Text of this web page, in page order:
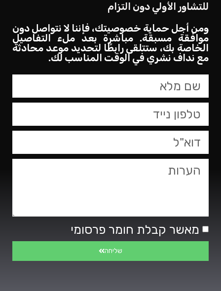
للتشاور الأولي دون التزام
ومن أجل حماية خصوصيتك، فإننا لا نتواصل دون
موافقة مسبقة. مباشرة بعد ملء التفاصيل
الخاصة بك، ستتلقى رابطًا لتحديد موعد محادثة
مع نداف نشري في الوقت المناسب لك.
קשר,
يمكنك
اضغط
Enter
المقطع
מאשר קבלת חומר פרסומי
שליחה